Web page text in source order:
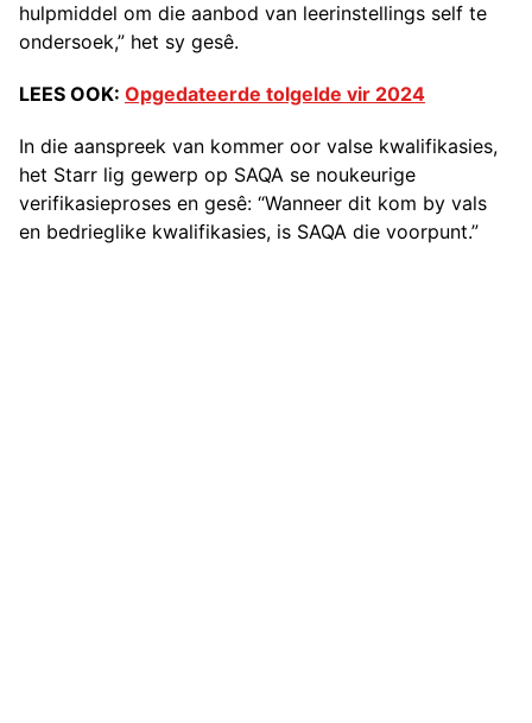
hulpmiddel om die aanbod van leerinstellings self te
ondersoek,” het sy gesê.
LEES OOK: Opgedateerde tolgelde vir 2024
In die aanspreek van kommer oor valse kwalifikasies,
het Starr lig gewerp op SAQA se noukeurige
verifikasieproses en gesê: “Wanneer dit kom by vals
en bedrieglike kwalifikasies, is SAQA die voorpunt.”